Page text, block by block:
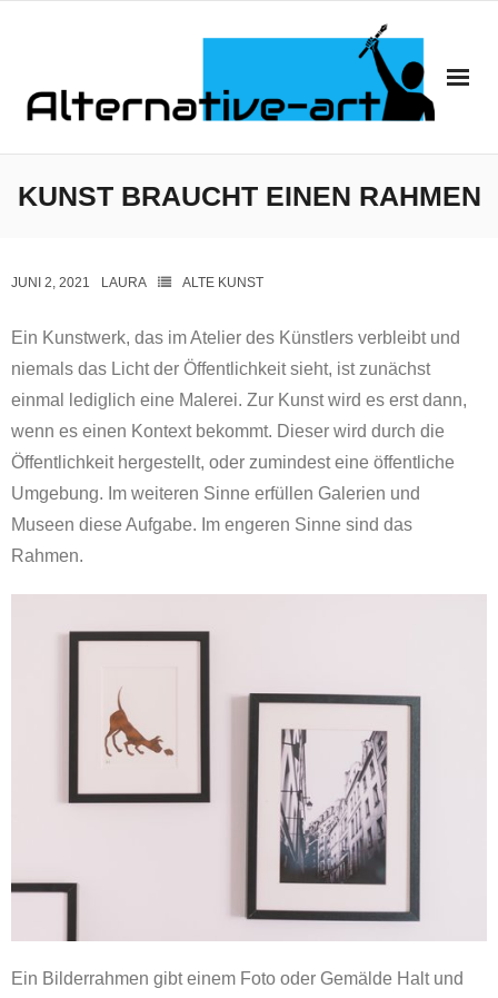
Kontaktiere uns
KUNST BRAUCHT EINEN RAHMEN
JUNI 2, 2021 LAURA ALTE KUNST
Ein Kunstwerk, das im Atelier des Künstlers verbleibt und
niemals das Licht der Öffentlichkeit sieht, ist zunächst
einmal lediglich eine Malerei. Zur Kunst wird es erst dann,
wenn es einen Kontext bekommt. Dieser wird durch die
Öffentlichkeit hergestellt, oder zumindest eine öffentliche
Umgebung. Im weiteren Sinne erfüllen Galerien und
Museen diese Aufgabe. Im engeren Sinne sind das
Rahmen.
Ein Bilderrahmen gibt einem Foto oder Gemälde Halt und